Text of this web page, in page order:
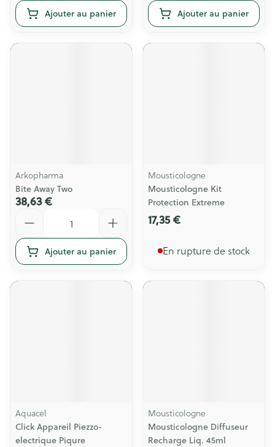
Ajouter au panier Ajouter au panier
Arkopharma
Bite Away Two
38,63 €
Ajouter au panier
Mousticologne
Mousticologne Kit
Protection Extreme
17,35 €
En rupture de stock
Aquacel
Click Appareil Piezzo-
electrique Piqure
Mousticologne
Mousticologne Diffuseur
Recharge Liq. 45ml